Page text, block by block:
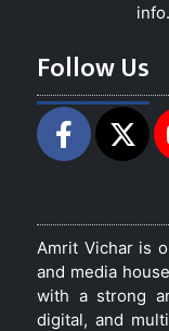
Follow Us
Amrit Vichar is
and media
with a strong
digital, and